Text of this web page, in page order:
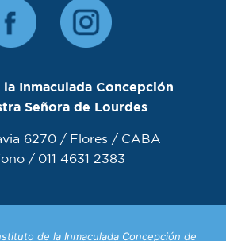
Inmaculada Concepción
Señora de Lourdes
6270 / Flores / CABA
/ 011 4631 2383
de la Inmaculada Concepción de